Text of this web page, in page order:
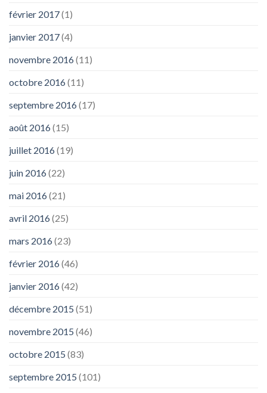
février 2017(1)
janvier 2017(4)
novembre 2016(11)
octobre 2016(11)
septembre 2016(17)
août 2016(15)
juillet 2016(19)
juin 2016(22)
mai 2016(21)
avril 2016(25)
mars 2016(23)
février 2016(46)
janvier 2016(42)
décembre 2015 (51)
novembre 2015 (46)
octobre 2015 (83)
septembre 2015 (101)